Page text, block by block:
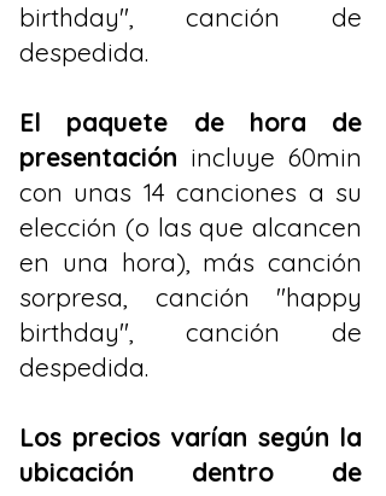
birthday", canción de
despedida.
El paquete de hora de
presentación incluye 60min
con unas 14 canciones a su
elección (o las que alcancen
en una hora), más canción
sorpresa, canción "happy
birthday", canción de
despedida. ​
Los precios varían según la
ubicación dentro de